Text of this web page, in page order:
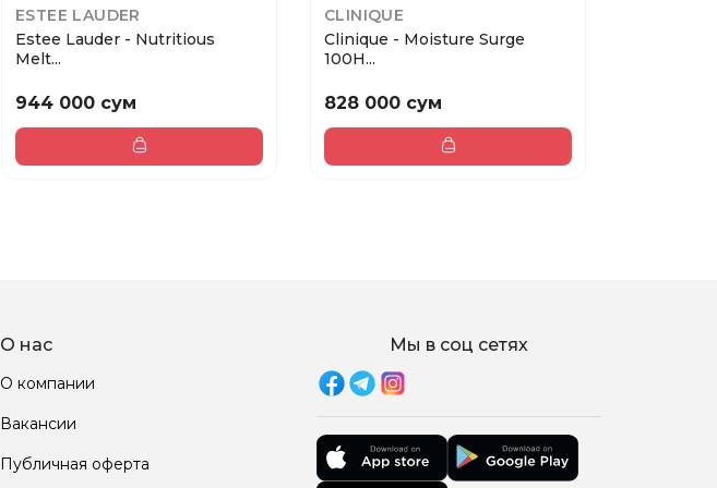
ESTEE LAUDER
Estee Lauder - Nutritious
Melt...
944 000 сум
CLINIQUE
Clinique - Moisture Surge
100H...
828 000 сум
О нас
О компании
Вакансии
Публичная оферта
Мы в соц сетях